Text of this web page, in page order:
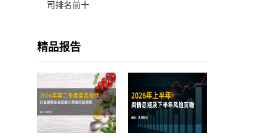
司排名前十
精品报告